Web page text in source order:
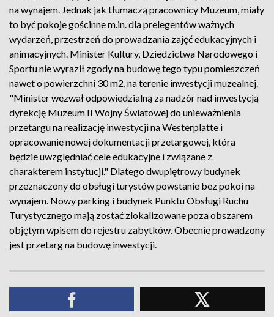
na wynajem. Jednak jak tłumaczą pracownicy Muzeum, miały
to być pokoje gościnne m.in. dla prelegentów ważnych
wydarzeń, przestrzeń do prowadzania zajęć edukacyjnych i
animacyjnych. Minister Kultury, Dziedzictwa Narodowego i
Sportu nie wyraził zgody na budowę tego typu pomieszczeń
nawet o powierzchni 30 m2, na terenie inwestycji muzealnej.
"Minister wezwał odpowiedzialną za nadzór nad inwestycją
dyrekcję Muzeum II Wojny Światowej do unieważnienia
przetargu na realizację inwestycji na Westerplatte i
opracowanie nowej dokumentacji przetargowej, która
będzie uwzględniać cele edukacyjne i związane z
charakterem instytucji." Dlatego dwupiętrowy budynek
przeznaczony do obsługi turystów powstanie bez pokoi na
wynajem. Nowy parking i budynek Punktu Obsługi Ruchu
Turystycznego mają zostać zlokalizowane poza obszarem
objętym wpisem do rejestru zabytków. Obecnie prowadzony
jest przetarg na budowę inwestycji.